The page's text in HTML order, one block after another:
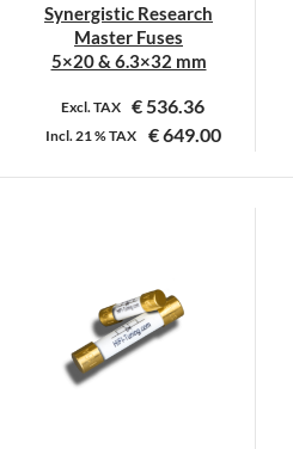
Synergistic Research
Master Fuses
5×20 & 6.3×32 mm
Excl. TAX € 536.36
Incl.21 %TAX €649.00
Dit
variaties.
Deze
optie